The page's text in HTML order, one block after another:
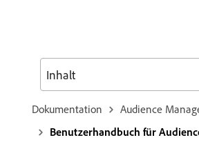
Dokumentation
Audience
Benutzerhandbuch für
Inhalt